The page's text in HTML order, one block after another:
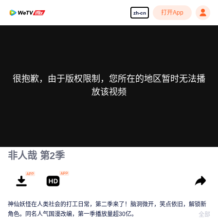
zh-cn 打开App
很抱歉，由于版权限制，您所在的地区暂时无法播
放该视频
非人哉 第2季
神仙妖怪在人类社会的打工日常，第二季来了！脑洞微开，笑点依旧，解锁新
角色。同名人气国漫改编，第一季播放量超30亿。
全部